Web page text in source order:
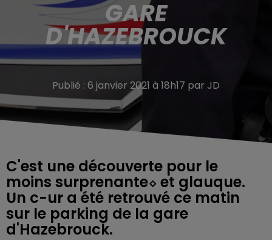
GARE
D'HAZEBROUCK
Publié : 6 janvier 2021 à 18h17 par JD
C'est une découverte pour le
moins surprenante⬦ et glauque.
Un c-ur a été retrouvé ce matin
sur le parking de la gare
d'Hazebrouck.